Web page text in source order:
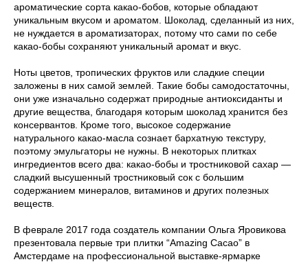
ароматические сорта какао-бобов, которые обладают
уникальным вкусом и ароматом. Шоколад, сделанный из них,
не нуждается в ароматизаторах, потому что сами по себе
какао-бобы сохраняют уникальный аромат и вкус.
Ноты цветов, тропических фруктов или сладкие специи
заложены в них самой землей. Такие бобы самодостаточны,
они уже изначально содержат природные антиоксиданты и
другие вещества, благодаря которым шоколад хранится без
консервантов. Кроме того, высокое содержание
натурального какао-масла сознает бархатную текстуру,
поэтому эмульгаторы не нужны. В некоторых плитках
ингредиентов всего два: какао-бобы и тростниковой сахар —
сладкий высушенный тростниковый сок с большим
содержанием минералов, витаминов и других полезных
веществ.
В феврале 2017 года создатель компании Ольга Яровикова
презентовала первые три плитки “Amazing Cacao” в
Амстердаме на профессиональной выставке-ярмарке